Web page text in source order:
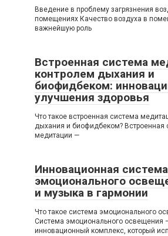
Введение в проблему загрязнения
помещениях Качество воздуха в
важнейшую роль
Встроенная система
контролем дыхания и
биофидбеком:
улучшения здоровья
Что такое встроенная система
дыхания и биофидбеком? Встроенная
медитации —
Инновационная система
эмоционального
и музыка в гармонии
Что такое система эмоционального
Система эмоционального освещения
инновационный комплекс, который